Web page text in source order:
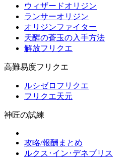
ウィザードオリジン
ランサーオリジン
オリジンファイター
天醒の蒼玉の入手方法
解放フリクエ
高難易度フリクエ
ルシゼロフリクエ
フリクエ天元
神匠の試練
攻略/報酬まとめ
ルクス･イン･デネブリス